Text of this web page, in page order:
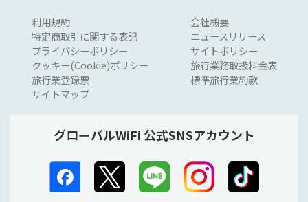
利用規約
特定商取引に関する表記
プライバシーポリシー
クッキー(Cookie)ポリシー
旅行業登録票
サイトマップ
会社概要
ニュースリリース
サイトポリシー
旅行業務取扱料金表
標準旅行業約款
グローバルWiFi 公式SNSアカウント